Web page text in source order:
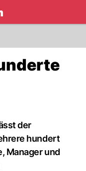
der
hundert
Manager und